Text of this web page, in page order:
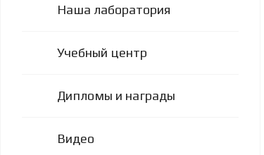
Наша лаборатория
Учебный центр
Дипломы и награды
Видео